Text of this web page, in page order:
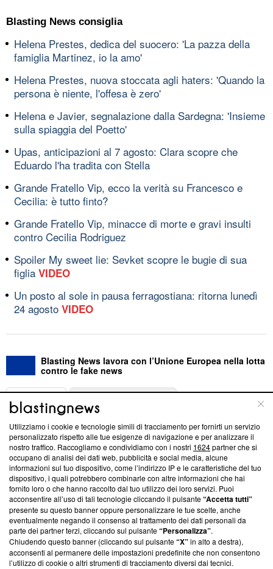
Blasting News consiglia
Helena Prestes, dedica del suocero: 'La pazza della
famiglia Martinez, io la amo'
Helena Prestes, nuova stoccata agli haters: 'Quando la
persona è niente, l'offesa è zero'
Helena e Javier, segnalazione dalla Sardegna: 'Insieme
sulla spiaggia del Poetto'
Upas, anticipazioni al 7 agosto: Clara scopre che
Eduardo l'ha tradita con Stella
Grande Fratello Vip, ecco la verità su Francesco e
Cecilia: è tutto finto?
Grande Fratello Vip, minacce di morte e gravi insulti
contro Cecilia Rodriguez
Spoiler My sweet lie: Sevket scopre le bugie di sua
figlia VIDEO
Un posto al sole in pausa ferragostiana: ritorna lunedì
24 agosto VIDEO
Blasting News lavora con l’Unione Europea nella lotta
contro le fake news
ABOUT
Questa sezione offre informazioni trasparenti su Blasting
News, sui nostri processi editoriali e su come ci impegniamo a
creare news di qualità. Inoltre, afferma la nostra aderenza a
‘Trust Project - News with Integrity’Blasting News non è
ancora membro del programma, ma ha richiesto di farne
parte; Trust Project non ha ancora effettuato una verifica di
conformità agli standard.
Su di noi
Team editoriale
Utilizziamo i cookie e tecnologie simili di tracciamento per fornirti un servizio
personalizzato rispetto alle tue esigenze di navigazione e per analizzare il
nostro traffico. Raccogliamo e condividiamo con i nostri 1624partner che si
occupano di analisi dei dati web, pubblicità e social media, alcune
informazioni sul tuo dispositivo, come l’indirizzo IP e le caratteristiche del tuo
dispositivo, i quali potrebbero combinarle con altre informazioni che hai
fornito loro o che hanno raccolto dal tuo utilizzo dei loro servizi. Puoi
acconsentire all’uso di tali tecnologie cliccando il pulsante“Accetta tutti”
presente su questo banner oppure personalizzare le tue scelte, anche
eventualmente negando il consenso al trattamento dei dati personali da
parte dei partner terzi, cliccando sul pulsante“Personalizza”.
Chiudendo questo banner (cliccando sul pulsante“X”in alto a destra),
acconsenti al permanere delle impostazioni predefinite che non consentono
l’utilizzo di cookie o altri strumenti di tracciamento diversi dai tecnici.